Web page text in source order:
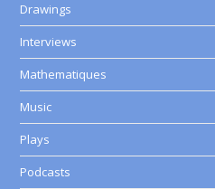
Drawings
Interviews
Mathematiques
Music
Plays
Podcasts